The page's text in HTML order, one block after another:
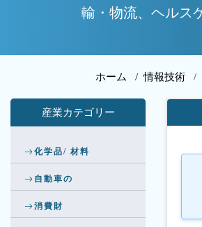
輸・物流、ヘルス
ホーム /情報技術 /
産業カテゴリー
化学品/ 材料
自動車の
消費財